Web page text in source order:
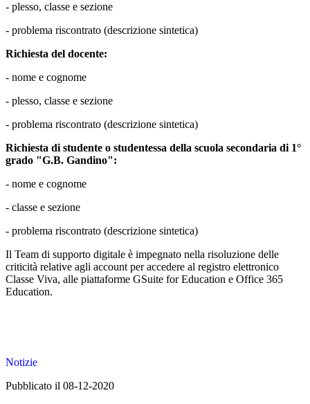
- plesso, classe e sezione
- problema riscontrato (descrizione sintetica)
Richiesta del docente:
- nome e cognome
- plesso, classe e sezione
- problema riscontrato (descrizione sintetica)
Richiesta di studente o studentessa della scuola secondaria di 1°
grado "G.B. Gandino":
- nome e cognome
- classe e sezione
- problema riscontrato (descrizione sintetica)
Il Team di supporto digitale è impegnato nella risoluzione delle
criticità relative agli account per accedere al registro elettronico
Classe Viva, alle piattaforme GSuite for Education e Office 365
Education.
Notizie
Pubblicato il 08-12-2020